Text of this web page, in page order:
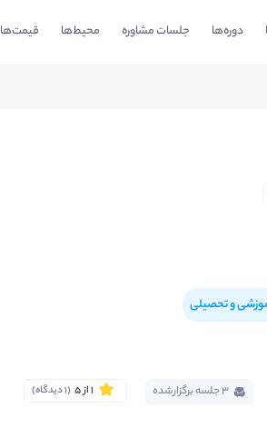
دوره‌ها جلسات مشاوره محیط‌ها قیمت‌ها
و تحصیلی
3 جلسه برگزار‌شده 1 از 5 (1 دیدگاه)